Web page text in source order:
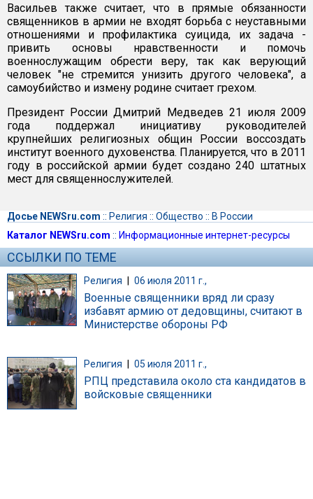
Васильев также считает, что в прямые обязанности
священников в армии не входят борьба с неуставными
отношениями и профилактика суицида, их задача -
привить основы нравственности и помочь
военнослужащим обрести веру, так как верующий
человек "не стремится унизить другого человека", а
самоубийство и измену родине считает грехом.
Президент России Дмитрий Медведев 21 июля 2009
года поддержал инициативу руководителей
крупнейших религиозных общин России воссоздать
институт военного духовенства. Планируется, что в 2011
году в российской армии будет создано 240 штатных
мест для священнослужителей.
Досье NEWSru.com :: Религия :: Общество :: В России
Каталог NEWSru.com :: Информационные интернет-ресурсы
ССЫЛКИ ПО ТЕМЕ
Религия | 06 июля 2011 г.,
Военные священники вряд ли сразу
избавят армию от дедовщины, считают в
Министерстве обороны РФ
Религия 05 июля 2011 г.,
РПЦ представила около ста кандидатов в
войсковые священники